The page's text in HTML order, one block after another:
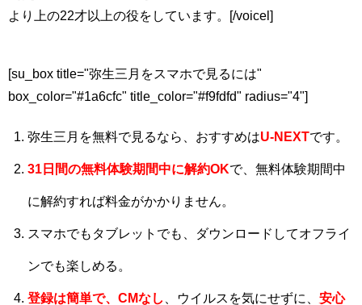
より上の22才以上の役をしています。[/voicel]
[su_box title="弥生三月をスマホで見るには"
box_color="#1a6cfc" title_color="#f9fdfd" radius="4"]
弥生三月を無料で見るなら、おすすめはU-NEXTです。
31日間の無料体験期間中に解約OKで、無料体験期間中
に解約すれば料金がかかりません。
スマホでもタブレットでも、ダウンロードしてオフライ
ンでも楽しめる。
登録は簡単で、CMなし 、ウイルスを気にせずに、 安心